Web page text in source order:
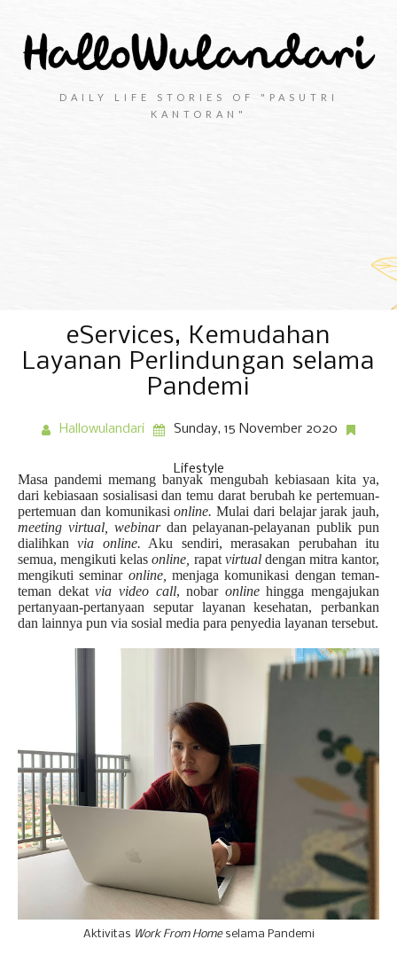
DAILY LIFE STORIES OF "PASUTRI
KANTORAN"
eServices, Kemudahan
Layanan Perlindungan selama
Pandemi
Hallowulandari Sunday, 15 November 2020
Lifestyle
Masa pandemi memang banyak mengubah kebiasaan kita ya,
dari kebiasaan sosialisasi dan temu darat berubah ke pertemuan-
pertemuan dan komunikasionline. Mulai dari belajar jarak jauh,
meeting virtual, webinardan pelayanan-pelayanan publik pun
dialihkanvia online. Aku sendiri, merasakan perubahan itu
semua, mengikuti kelasonline, rapat virtualdengan mitra kantor,
mengikuti seminar online, menjaga komunikasi dengan teman-
teman dekatvia video call, nobar onlinehingga mengajukan
pertanyaan-pertanyaan seputar layanan kesehatan, perbankan
dan lainnya pun via sosial media para penyedia layanan tersebut.
Aktivitas Work From Homeselama Pandemi